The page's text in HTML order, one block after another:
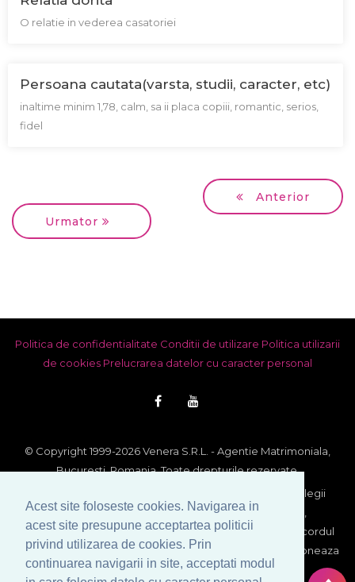
Acest site foloseste cookies. Navigarea in
acest site presupune acceptartea politicii
privind utilizarea de cookies. Prin
continuarea navigarii in site, acceptati modul
O relatie in vederea casatoriei
Persoana cautata(varsta, studii, caracter, etc)
inaltime minim 1,78, calm, sa ii placa copiii, romantic, serios,
fidel
Anterior
Urmator
Politica de confidentialitate Conditii de utilizare Politica utilizarii
de cookies Prelucrarea datelor cu caracter personal
© Copyright 1999-2026 Venera S.R.L. - Agentie Matrimoniala,
Bucuresti, Romania. Toate drepturile rezervate.
Imaginile si textele din acest site se afla sub incidenta legii
dreptului de autor. Utilizarea integrala sau partiala,
reproducerea si multiplicarea lor pe orice suport fara acordul
scris al proprietarului constituie contraventie si se sanctioneaza
conform legii.